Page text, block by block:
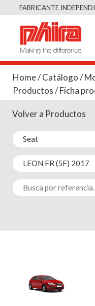
FABRICANTE
CALIDAD
Home/Catálogo/
Productos/ Ficha
Volver a Productos